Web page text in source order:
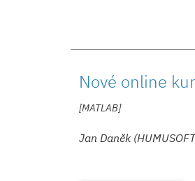
Nové online
[MATLAB]
Jan Daněk